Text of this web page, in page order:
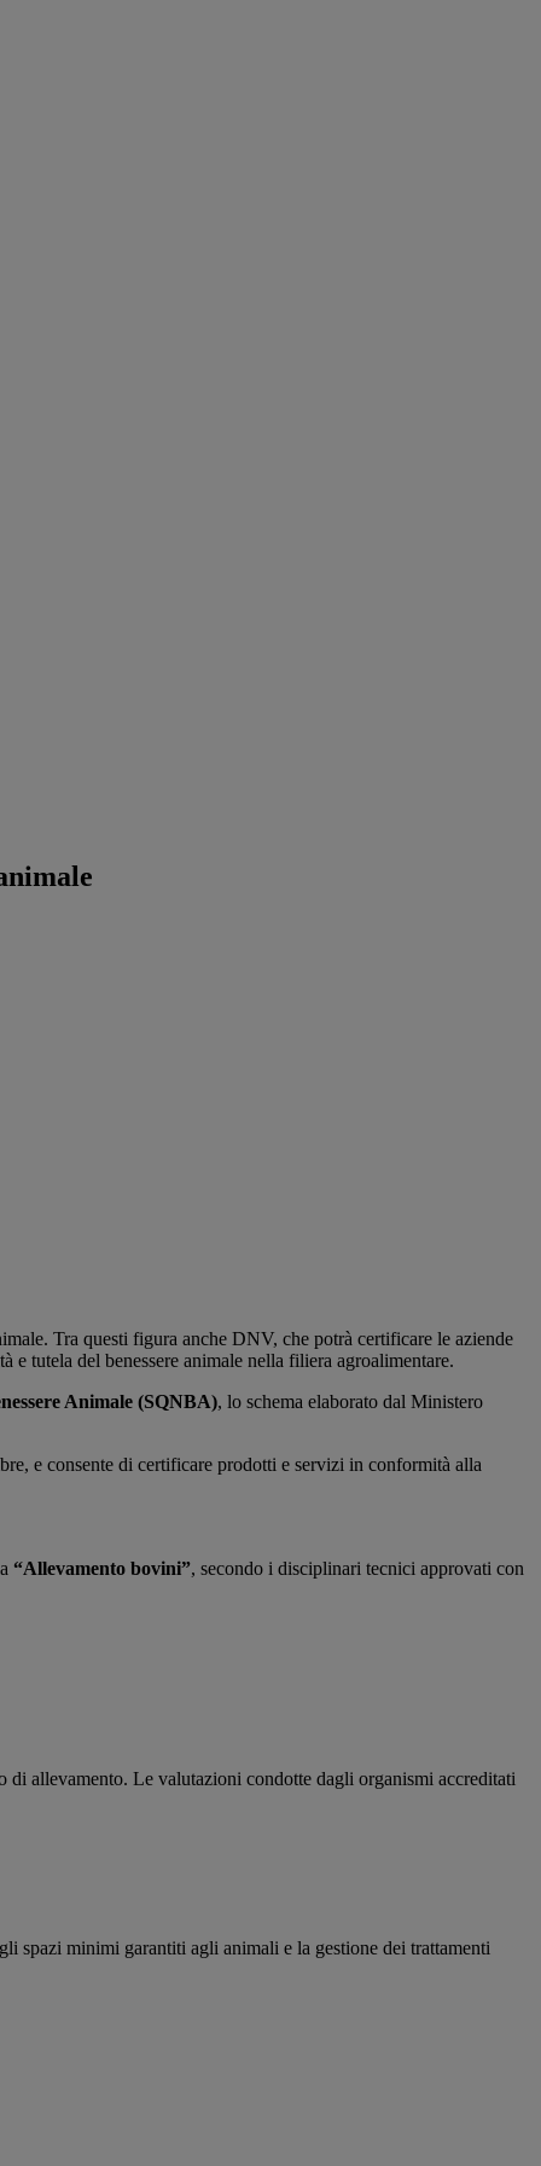
Tra questi figura anche DNV, che potrà certificare le aziende
tutela del benessere animale nella filiera agroalimentare.
Animale (SQNBA), lo schema elaborato dal Ministero
e consente di certificare prodotti e servizi in conformità alla
“Allevamento bovini”, secondo i disciplinari tecnici approvati con
allevamento. Le valutazioni condotte dagli organismi accreditati
spazi minimi garantiti agli animali e la gestione dei trattamenti